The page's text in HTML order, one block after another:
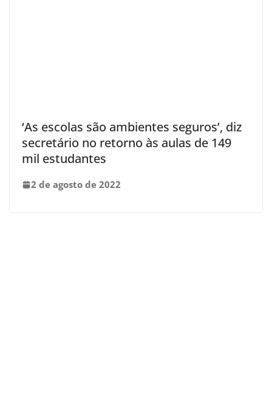
‘As escolas são ambientes seguros’, diz
secretário no retorno às aulas de 149
mil estudantes
2 de agosto de 2022